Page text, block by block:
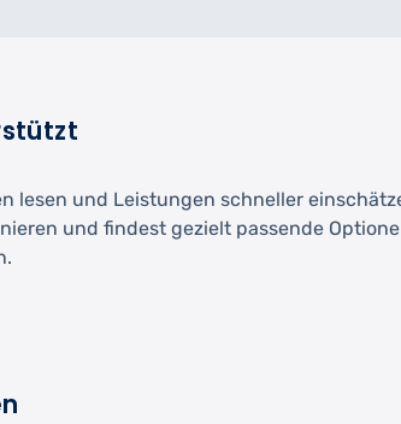
und Leistungen schneller
und findest gezielt passende